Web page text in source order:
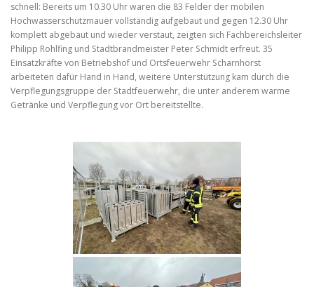
schnell: Bereits um 10.30 Uhr waren die 83 Felder der mobilen
Hochwasserschutzmauer vollständig aufgebaut und gegen 12.30 Uhr
komplett abgebaut und wieder verstaut, zeigten sich Fachbereichsleiter
Philipp Rohlfing und Stadtbrandmeister Peter Schmidt erfreut. 35
Einsatzkräfte von Betriebshof und Ortsfeuerwehr Scharnhorst
arbeiteten dafür Hand in Hand, weitere Unterstützung kam durch die
Verpflegungsgruppe der Stadtfeuerwehr, die unter anderem warme
Getränke und Verpflegung vor Ort bereitstellte.